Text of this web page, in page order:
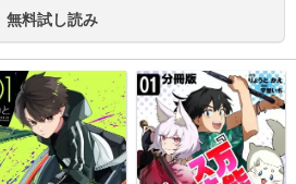
異世界を生きていくことを決意する。大人気
ファンタジー、待望のコミカライズ！！
無料試し読み